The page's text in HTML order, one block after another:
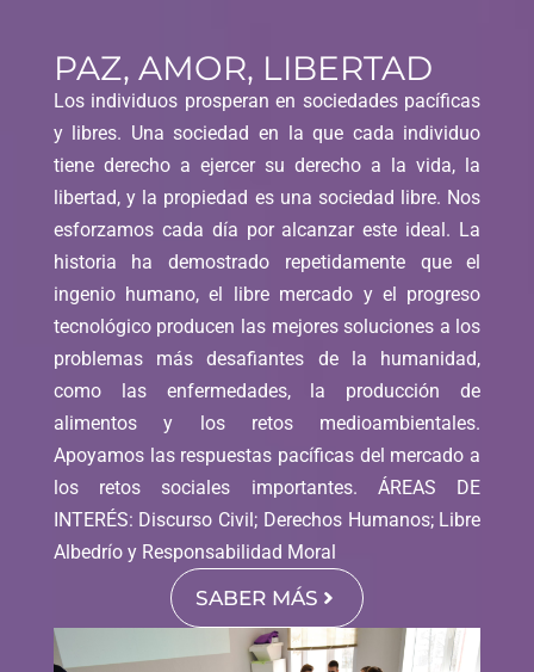
PAZ, AMOR, LIBERTAD
Los individuos prosperan en sociedades pacíficas
y libres. Una sociedad en la que cada individuo
tiene derecho a ejercer su derecho a la vida, la
libertad, y la propiedad es una sociedad libre. Nos
esforzamos cada día por alcanzar este ideal. La
historia ha demostrado repetidamente que el
ingenio humano, el libre mercado y el progreso
tecnológico producen las mejores soluciones a los
problemas más desafiantes de la humanidad,
como las enfermedades, la producción de
alimentos y los retos medioambientales.
Apoyamos las respuestas pacíficas del mercado a
los retos sociales importantes. ÁREAS DE
INTERÉS: Discurso Civil; Derechos Humanos; Libre
Albedrío y Responsabilidad Moral
SABER MÁS